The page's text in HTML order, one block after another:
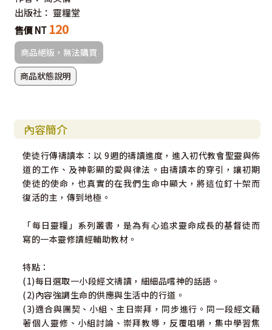
出版社： 靈糧堂
售價 NT 120
商品絕版，無法購買
商品狀態說明
內容簡介
使徒行傳禱讀本：以 9週的禱讀進度，進入初代教會聖靈與佈
道的工作、及神彰顯的愛與律法。由禱讀本的穿引，讓初期
使徒的使命，也真實的在我們生命中顯大，將這位釘十架而
復活的主，傳到地極。
「每日靈糧」系列叢書，是為有心追求靈命成長的基督徒而
寫的一本靈修讀經輔助教材。
特點：
(1)每日選取一小段經文禱讀，細細品嚐神的話語。
(2)內容強調生命的供應與生活中的行道。
(3)適合與團契、小組、主日崇拜，同步進行。同一段經文藉
著個人靈修、小組討論、崇拜教導，反覆咀嚼，集中學習焦